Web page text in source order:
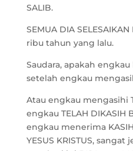
SALIB.
SEMUA DIA
ribu tahun yang lalu.
Saudara, apakah
setelah engkau
Atau engkau mengasihi
engkau TELAH DIKASIH
engkau menerima KASIH
YESUS KRISTUS,